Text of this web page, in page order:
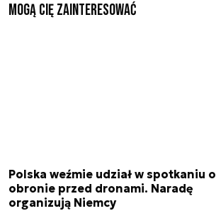
Mogą Cię zainteresować
Polska weźmie udział w spotkaniu o
obronie przed dronami. Naradę
organizują Niemcy